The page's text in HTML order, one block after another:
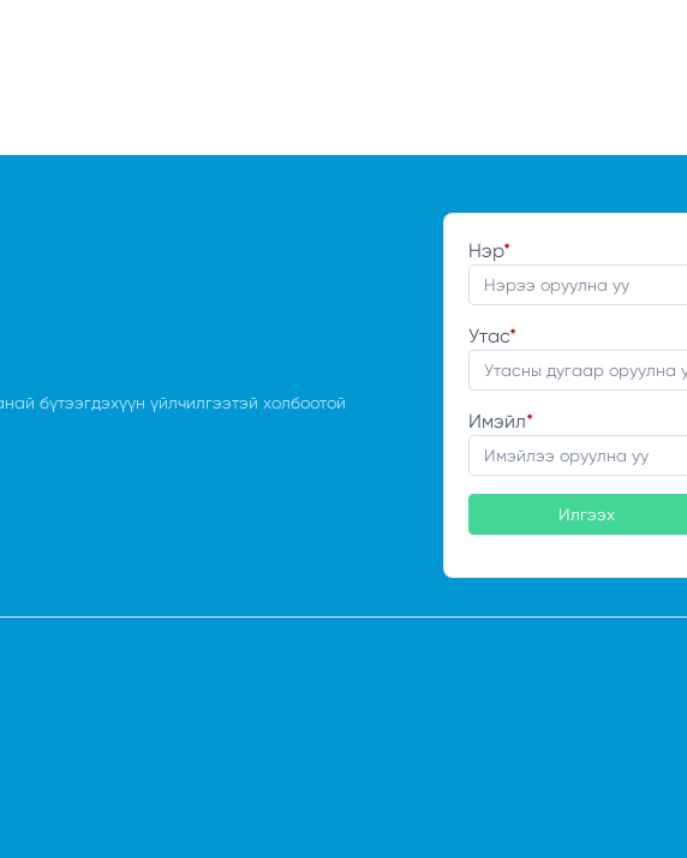
бүтээгдэхүүн үйлчилгээтэй холбоотой
Нэр*
Утас*
Имэйл*
Илгээх